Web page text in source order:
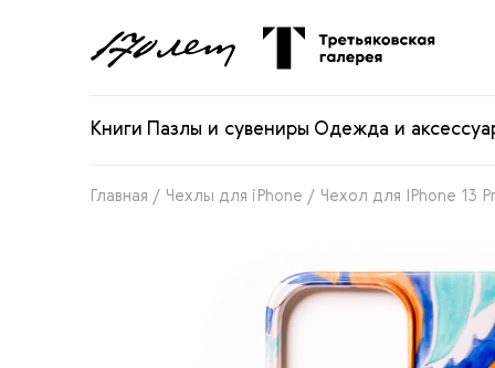
Книги Пазлы и сувениры Одежда и
Главная / Чехлы для iPhone / Чехол для IPhone 13